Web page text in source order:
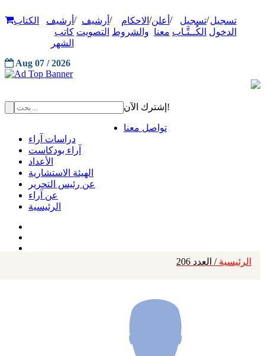
تسجيل
الدخول
/تسجيل
الكُــتَّـاب
/ أعلن
معنا
/ الاحكام
والشروط
/ أرشيف
التصويت
/ أرشيف
كاتب
الشهر
الكتاب
Aug 07 / 2026
إشترك الآن!
تواصل معنا
دراسات آراء
آراء بودكاست
الأعداد
الهيئة الاستشارية
عن رئيس التحرير
عن آراء
الرئيسية
الرئيسية / العدد 206